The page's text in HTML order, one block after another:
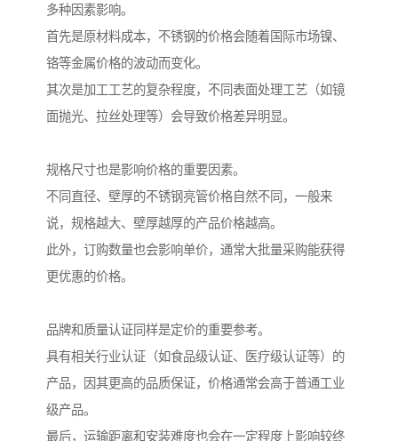
多种因素影响。
首先是原材料成本，不锈钢的价格会随着国际市场镍、
铬等金属价格的波动而变化。
其次是加工工艺的复杂程度，不同表面处理工艺（如镜
面抛光、拉丝处理等）会导致价格差异明显。
规格尺寸也是影响价格的重要因素。
不同直径、壁厚的不锈钢亮管价格自然不同，一般来
说，规格越大、壁厚越厚的产品价格越高。
此外，订购数量也会影响单价，通常大批量采购能获得
更优惠的价格。
品牌和质量认证同样是定价的重要参考。
具有相关行业认证（如食品级认证、医疗级认证等）的
产品，因其更高的品质保证，价格通常会高于普通工业
级产品。
最后，运输距离和安装难度也会在一定程度上影响较终